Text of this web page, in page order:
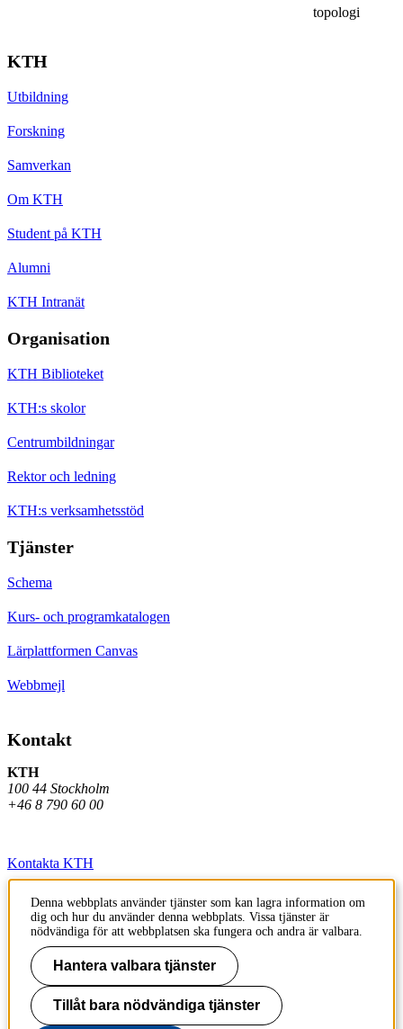
topologi
KTH
Utbildning
Forskning
Samverkan
Om KTH
Student på KTH
Alumni
KTH Intranät
Organisation
KTH Biblioteket
KTH:s skolor
Centrumbildningar
Rektor och ledning
KTH:s verksamhetsstöd
Tjänster
Schema
Kurs- och programkatalogen
Lärplattformen Canvas
Webbmejl
Kontakt
KTH
100 44 Stockholm
+46 8 790 60 00
Kontakta KTH
Jobba på KTH
Press och media
Faktura och betalning KTH
Om KTH:s webbplatser
Denna webbplats använder tjänster som kan lagra information om
dig och hur du använder denna webbplats. Vissa tjänster är
nödvändiga för att webbplatsen ska fungera och andra är valbara.
Hantera valbara tjänster
Tillåt bara nödvändiga tjänster